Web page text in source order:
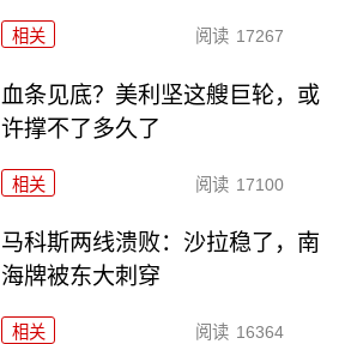
相关 阅读 17267
血条见底？美利坚这艘巨轮，或
许撑不了多久了
相关 阅读 17100
马科斯两线溃败：沙拉稳了，南
海牌被东大刺穿
相关 阅读 16364